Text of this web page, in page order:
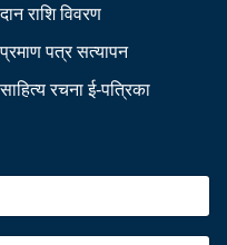
दान राशि विवरण
प्रमाण पत्र सत्यापन
साहित्य रचना ई-पत्रिका